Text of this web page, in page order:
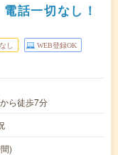
話一切なし！
し WEB登録OK
ら徒歩7分
)